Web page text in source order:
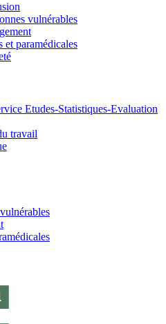
vulnérables
et paramédicales
Etudes-Statistiques-Evaluation
travail